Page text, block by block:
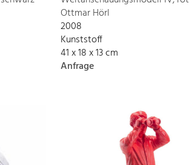
Ottmar Hörl
2008
Kunststoff
41 x 18 x 13 cm
Anfrage